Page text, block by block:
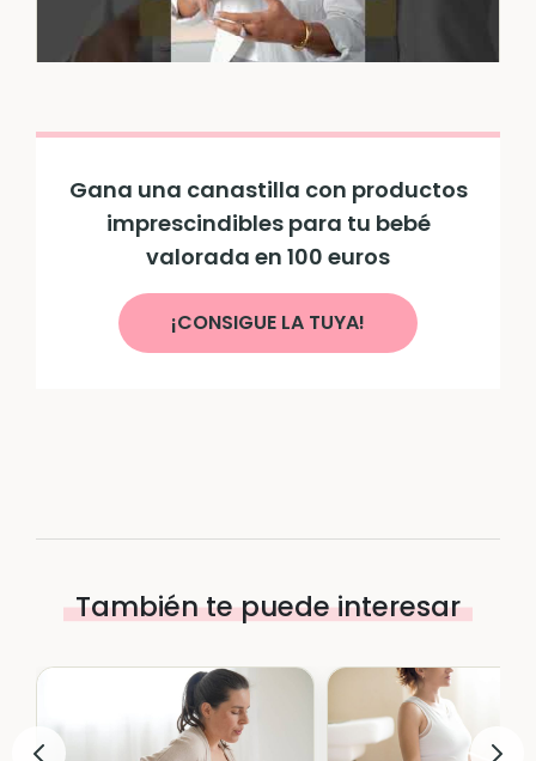
Gana una canastilla con productos
imprescindibles para tu bebé
valorada en 100 euros
¡CONSIGUE LA TUYA!
También te puede interesar